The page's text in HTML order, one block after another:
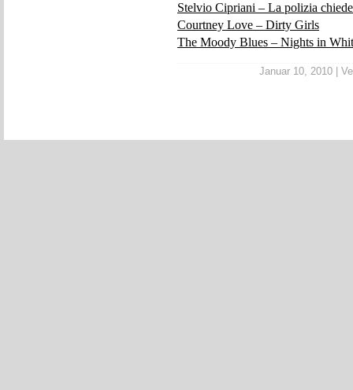
Stelvio Cipriani – La polizia
Courtney Love – Dirty Girls
The Moody Blues – Nights in
Januar 10, 2010 |